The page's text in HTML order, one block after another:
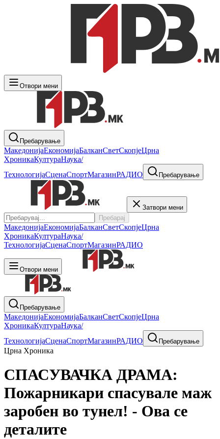
Отвори мени
Пребарување
МакедонијаЕкономијаБалканСветСкопјеЦрна
ХроникаКултураНаука/
ТехнологијаСценаСпортМагазинРАДИО Пребарување
Затвори мени
Пребарај
МакедонијаЕкономијаБалканСветСкопјеЦрна
ХроникаКултураНаука/
ТехнологијаСценаСпортМагазинРАДИО
Отвори мени
Пребарување
МакедонијаЕкономијаБалканСветСкопјеЦрна
ХроникаКултураНаука/
ТехнологијаСценаСпортМагазинРАДИО Пребарување
Црна Хроника
СПАСУВАЧКА ДРАМА:
Пожарникари спасувале маж
заробен во тунел! - Ова се
деталите